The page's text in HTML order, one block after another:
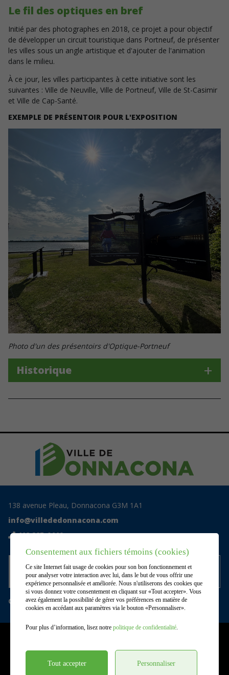
Le fil des optiques en bref
Initié par des photographes en 2018, ce projet a pour objectif
de développer un circuit touristique dans Portneuf, de présenter
les villes sous un angle artistique et d'ajouter de l'animation
dans le milieu.
À ce jour, les villes participantes à cette initiative sont les
suivantes : Ville de Neuville, Ville de Portneuf, Ville de St-Casimir
et Ville de Cap-Santé.
EXEMPLE DE PRÉSENTOIR POUR L'EXPOSITION
Photo d'un des présentoirs d'Optique-Portneuf
Historique
Consentement aux fichiers témoins (cookies)
Ce site Internet fait usage de cookies pour son bon fonctionnement et
pour analyser votre interaction avec lui, dans le but de vous offrir une
expérience personnalisée et améliorée. Nous n'utiliserons des cookies que
si vous donnez votre consentement en cliquant sur «Tout accepter». Vous
avez également la possibilité de gérer vos préférences en matière de
cookies en accédant aux paramètres via le bouton «Personnaliser».
Pour plus d’information, lisez notre politique de confidentialité.
Tout accepter Personnaliser
138 avenue Pleau, Donnacona G3M 1A1
info@villededonnacona.com
418 285-0110
Accédez au centre documentaire
privé
Gérer mes témoins (cookies)